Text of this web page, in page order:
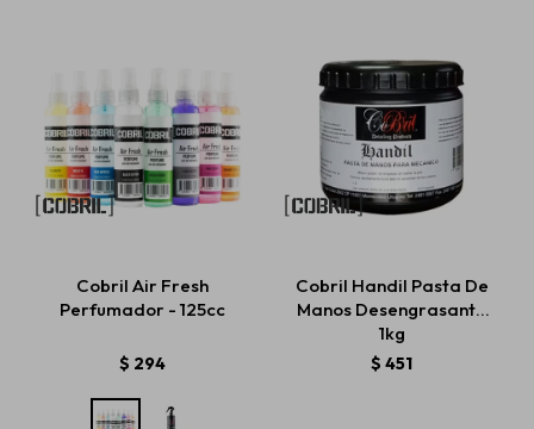
Cobril Air Fresh
Perfumador - 125cc
$ 294
Cobril Handil Pasta De
Manos Desengrasante
1kg
$ 451